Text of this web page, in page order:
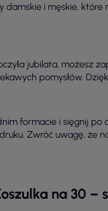
damskie i męskie,
jubilata, możesz
pomysłów.
formacie i sięgnij
Zwróć uwagę, że
na 30 –